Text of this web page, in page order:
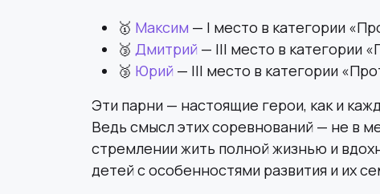
🥇 Максим — I место в категории
🥉 Дмитрий — III место в категории
🥉 Юрий — III место в категории
Эти парни — настоящие герои, как и
Ведь смысл этих соревнований — не в
стремлении жить полной жизнью и
детей с особенностями развития и их